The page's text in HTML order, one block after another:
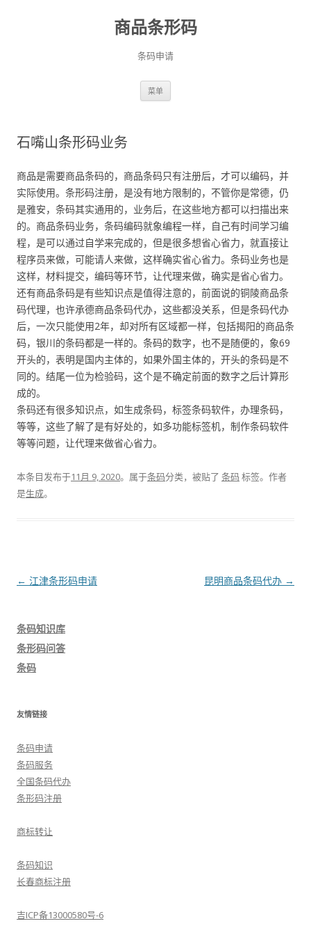
商品条形码
条码申请
菜单
石嘴山条形码业务
商品是需要商品条码的，商品条码只有注册后，才可以编码，并
实际使用。条形码注册，是没有地方限制的，不管你是常德，仍
是雅安，条码其实通用的，业务后，在这些地方都可以扫描出来
的。商品条码业务，条码编码就象编程一样，自己有时间学习编
程，是可以通过自学来完成的，但是很多想省心省力，就直接让
程序员来做，可能请人来做，这样确实省心省力。条码业务也是
这样，材料提交，编码等环节，让代理来做，确实是省心省力。
还有商品条码是有些知识点是值得注意的，前面说的铜陵商品条
码代理，也许承德商品条码代办，这些都没关系，但是条码代办
后，一次只能使用2年，却对所有区域都一样，包括揭阳的商品条
码，银川的条码都是一样的。条码的数字，也不是随便的，象69
开头的，表明是国内主体的，如果外国主体的，开头的条码是不
同的。结尾一位为检验码，这个是不确定前面的数字之后计算形
成的。
条码还有很多知识点，如生成条码，标签条码软件，办理条码，
等等，这些了解了是有好处的，如多功能标签机，制作条码软件
等等问题，让代理来做省心省力。
本条目发布于11月 9, 2020。属于条码分类，被贴了 条码 标签。 作者
是生成。
文
← 江津条形码申请 昆明商品条码代办 →
条码知识库
条形码问答
条码
友情链接
条码申请
条码服务
全国条码代办
条形码注册
商标转让
条码知识
长春商标注册
吉ICP备13000580号-6